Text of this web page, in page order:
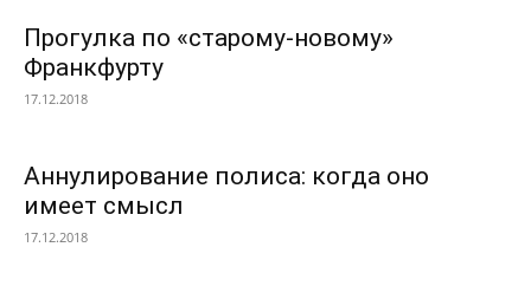
Прогулка по «старому-новому»
Франкфурту
17.12.2018
Аннулирование полиса: когда оно
имеет смысл
17.12.2018